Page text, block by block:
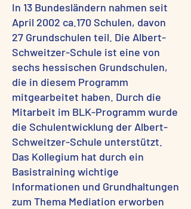
In 13 Bundesländern nahmen seit
April 2002 ca.170 Schulen, davon
27 Grundschulen teil. Die Albert-
Schweitzer-Schule ist eine von
sechs hessischen Grundschulen,
die in diesem Programm
mitgearbeitet haben. Durch die
Mitarbeit im BLK-Programm wurde
die Schulentwicklung der Albert-
Schweitzer-Schule unterstützt.
Das Kollegium hat durch ein
Basistraining wichtige
Informationen und Grundhaltungen
zum Thema Mediation erworben